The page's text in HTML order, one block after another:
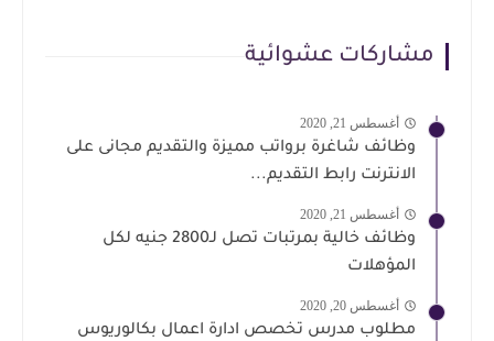
مشاركات عشوائية
أغسطس 21, 2020
وظائف شاغرة برواتب مميزة والتقديم مجانى على
الانترنت رابط التقديم...
أغسطس 21, 2020
وظائف خالية بمرتبات تصل لـ2800 جنيه لكل
المؤهلات
أغسطس 20, 2020
مطلوب مدرس تخصص ادارة اعمال بكالوريوس